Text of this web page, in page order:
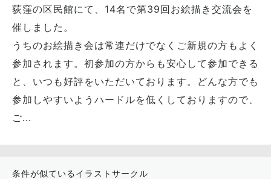
荻窪の区民館にて、14名で第39回お絵描き交流会を
催しました。
うちのお絵描き会は常連だけでなくご新規の方もよく
参加されます。初参加の方からも安心して参加できる
と、いつも好評をいただいております。どんな方でも
参加しやすいようハードルを低くしておりますので、
ご...
条件が似ているイラストサークル